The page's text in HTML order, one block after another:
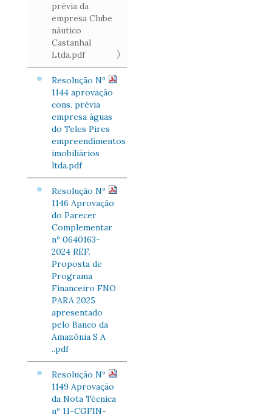
prévia da
empresa Clube
náutico
Castanhal
Ltda.pdf
Resolução Nº
1144 aprovação
cons. prévia
empresa àguas
do Teles Pires
empreendimentos
imobiliários
ltda.pdf
Resolução Nº
1146 Aprovação
do Parecer
Complementar
nº 0640163-
2024 REF.
Proposta de
Programa
Financeiro FNO
PARA 2025
apresentado
pelo Banco da
Amazônia S A
..pdf
Resolução Nº
1149 Aprovação
da Nota Técnica
nº 11-CGFIN-